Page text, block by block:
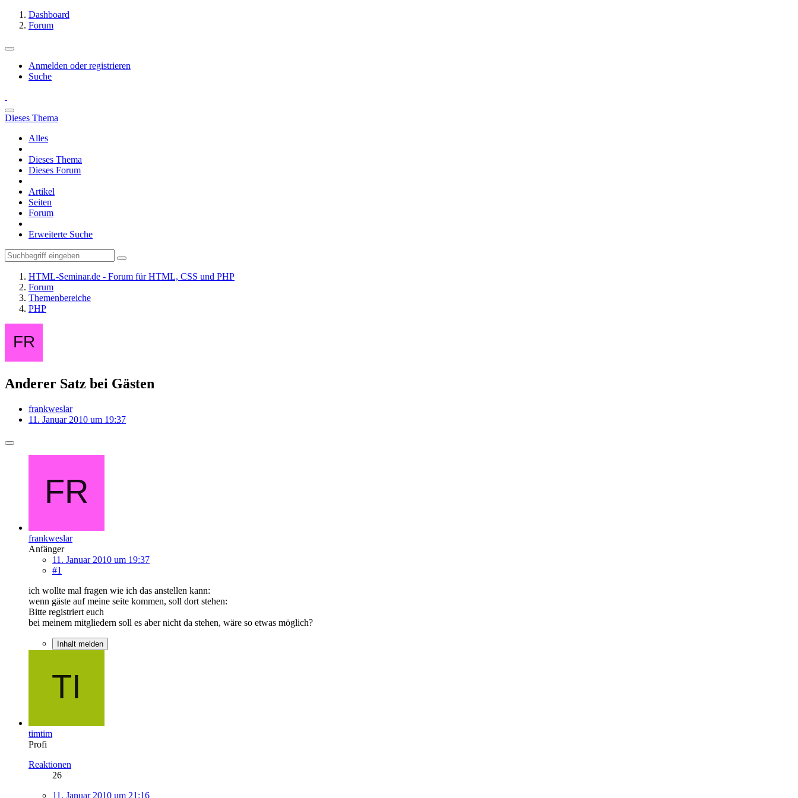
Dashboard
Forum
Anmelden oder registrieren
Suche
Dieses Thema
Alles
Dieses Thema
Dieses Forum
Artikel
Seiten
Forum
Erweiterte Suche
HTML-Seminar.de - Forum für HTML, CSS und PHP
Forum
Themenbereiche
PHP
Anderer Satz bei Gästen
frankweslar
11. Januar 2010 um 19:37
frankweslar
Anfänger
11. Januar 2010 um 19:37
#1
ich wollte mal fragen wie ich das anstellen kann:
wenn gäste auf meine seite kommen, soll dort stehen:
Bitte registriert euch
bei meinem mitgliedern soll es aber nicht da stehen, wäre so etwas möglich?
Inhalt melden
timtim
Profi
Reaktionen
26
11. Januar 2010 um 21:16